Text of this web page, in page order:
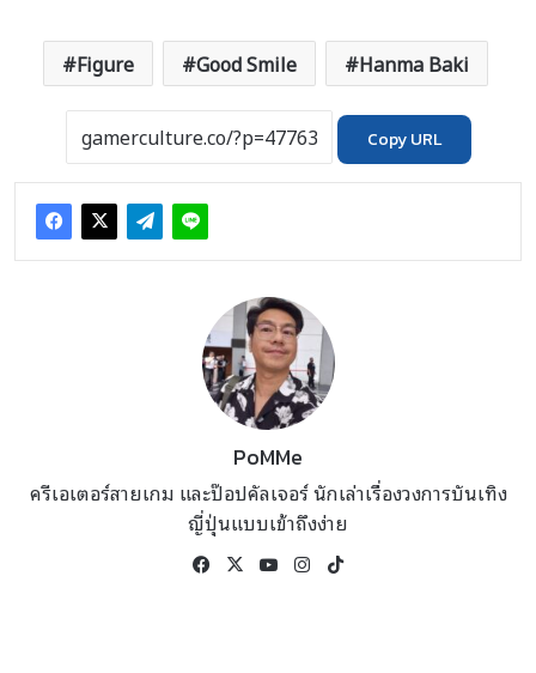
Figure Good Smile Hanma Baki
Copy URL
PoMMe
ครีเอเตอร์สายเกม และป๊อปคัลเจอร์ นักเล่าเรื่องวงการบันเทิง
ญี่ปุ่นแบบเข้าถึงง่าย
Facebook
X YouTubeInstagram